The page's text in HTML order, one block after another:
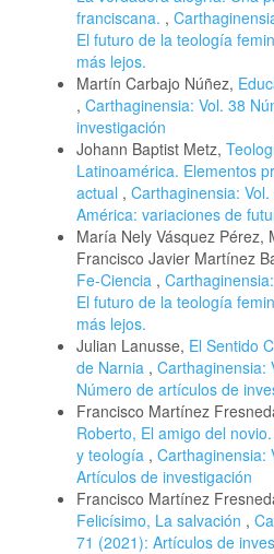
franciscana. ,
El futuro de la teología
más lejos.
Martín Carbajo Núñez,
, Carthaginensia: Vol. 38
investigación
Johann Baptist Metz,
Latinoamérica. Elementos
actual , Carthaginensia:
América: variaciones de
María Nely Vásquez Pérez,
Francisco Javier Martínez
Fe-Ciencia ,
El futuro de la teología
más lejos.
Julian Lanusse, El Sentido
de Narnia , Carthaginensia:
Número de artículos de
Francisco Martínez
Roberto, El amigo del
y teología , Carthaginensia:
Artículos de investigación
Francisco Martínez
Felicísimo, La salvación ,
71 (2021): Artículos de